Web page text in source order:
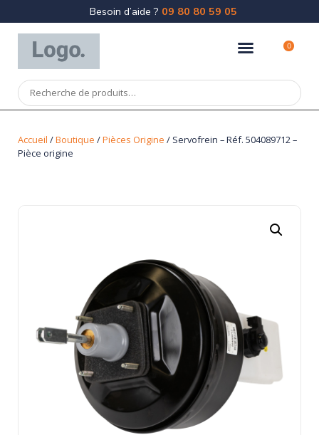
Besoin d’aide ? 09 80 80 59 05
0
Accueil /Boutique /Pièces Origine / Servofrein – Réf. 504089712 –
Pièce origine